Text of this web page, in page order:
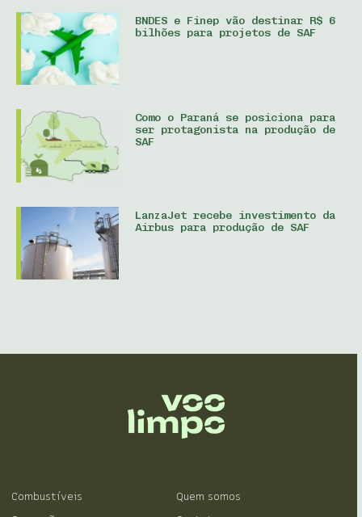
BNDES e Finep vão destinar R$ 6
bilhões para projetos de SAF
Como o Paraná se posiciona para
ser protagonista na produção de
SAF
LanzaJet recebe investimento da
Airbus para produção de SAF
Combustíveis
Quem somos